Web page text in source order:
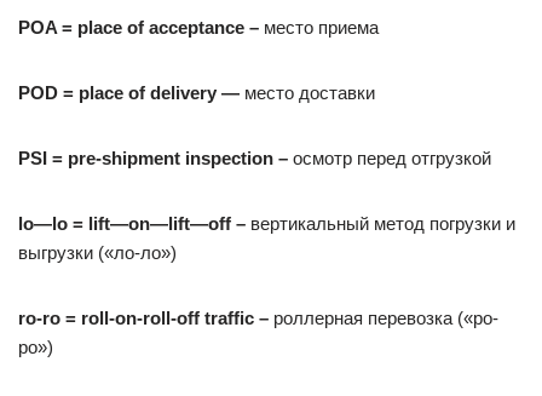
POA = place of acceptance – место приема
POD = place of delivery — место доставки
PSI = pre-shipment inspection – осмотр перед отгрузкой
lo—lo = lift—on—lift—off – вертикальный метод погрузки и
выгрузки («ло-ло»)
ro-ro = roll-on-roll-off traffic – роллерная перевозка («ро-
ро»)